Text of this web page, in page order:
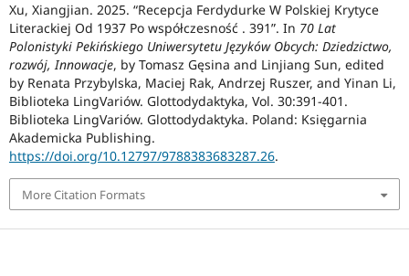
Xu, Xiangjian. 2025. “Recepcja Ferdydurke W Polskiej Krytyce
Literackiej Od 1937 Po współczesność . 391”. In 70 Lat
Polonistyki Pekińskiego Uniwersytetu Języków Obcych: Dziedzictwo,
rozwój, Innowacje, by Tomasz Gęsina and Linjiang Sun, edited
by Renata Przybylska, Maciej Rak, Andrzej Ruszer, and Yinan Li,
Biblioteka LingVariów. Glottodydaktyka, Vol. 30:391-401.
Biblioteka LingVariów. Glottodydaktyka. Poland: Księgarnia
Akademicka Publishing.
https://doi.org/10.12797/9788383683287.26.
More Citation Formats